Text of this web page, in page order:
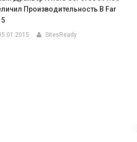
Производительность В Far
5
SitesReady